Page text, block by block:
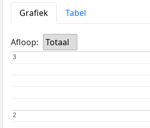
Grafiek
Tabel
Afloop: Totaal
2
2
3
3